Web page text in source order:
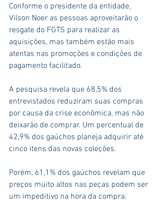
Conforme o presidente da entidade,
Vilson Noer as pessoas aproveitarão o
resgate do FGTS para realizar as
aquisições, mas também estão mais
atentas nas promoções e condições de
pagamento facilitado.
A pesquisa revela que 68,5% dos
entrevistados reduziram suas compras
por causa da crise econômica, mas não
deixarão de comprar. Um percentual de
42,9% dos gaúchos planeja adquirir até
cinco itens das novas coleções.
Porém, 61,1% dos gaúchos revelam que
preços muito altos nas peças podem ser
um impeditivo na hora da compra.